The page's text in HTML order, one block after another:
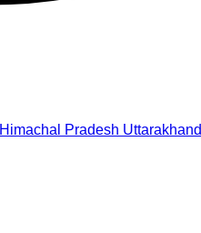
Himachal Pradesh Uttarakhand